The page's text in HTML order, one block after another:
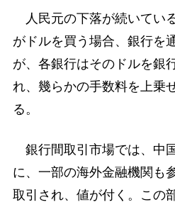
人民元の下落が続いてい
がドルを買う場合、銀行を
が、各銀行はそのドルを銀
れ、幾らかの手数料を上乗
る。
銀行間取引市場では、中
に、一部の海外金融機関も
取引され、値が付く。この